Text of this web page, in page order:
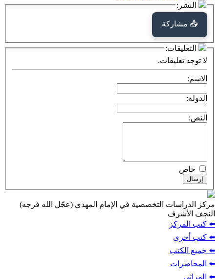
النشر:
📤 مشاركة
التعليقات:
لا توجد تعليقات.
الاسم:
الدولة:
النص:
خاص
إرسال
مركز الدراسات التخصصية في الإمام المهدي (عجّل الله فرجه)
النجف الأشرف
⬅️ كتب المركز
⬅️ كتب أخرى
⬅️ جميع الكتب
⬅️ المحاضرات
⬅️ المراثي